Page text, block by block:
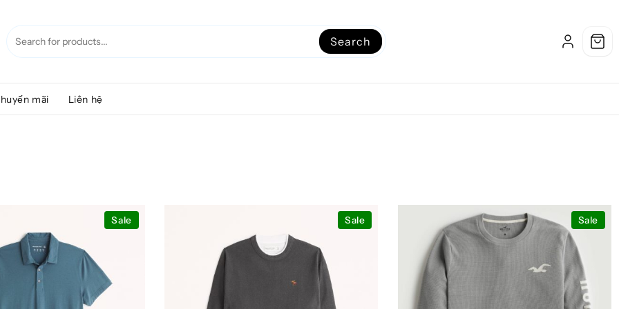
Search
mãi Liên hệ
Sale Sale Sale